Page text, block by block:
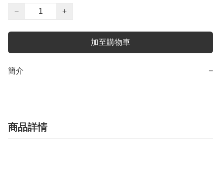
−
+
加至購物車
簡介 −
商品詳情